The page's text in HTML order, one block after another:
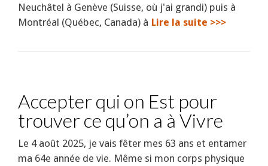
Neuchâtel à Genève (Suisse, où j'ai grandi) puis à
Montréal (Québec, Canada) à Lire la suite >>>
Accepter qui on Est pour
trouver ce qu’on a à Vivre
Le 4 août 2025, je vais fêter mes 63 ans et entamer
ma 64e année de vie. Même si mon corps physique